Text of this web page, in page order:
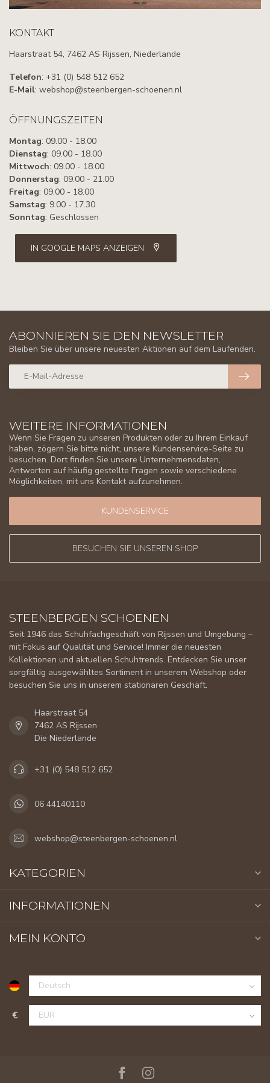
KONTAKT
Haarstraat 54, 7462 AS Rijssen, Niederlande
Telefon: +31 (0) 548 512 652
E-Mail: webshop@steenbergen-schoenen.nl
ÖFFNUNGSZEITEN
Montag: 09.00 - 18.00
Dienstag: 09.00 - 18.00
Mittwoch: 09.00 - 18.00
Donnerstag: 09.00 - 21.00
Freitag: 09.00 - 18.00
Samstag: 9.00 - 17.30
Sonntag: Geschlossen
IN GOOGLE MAPS ANZEIGEN
WEITERE INFORMATIONEN
Wenn Sie Fragen zu unseren Produkten oder zu Ihrem Einkauf
haben, zögern Sie bitte nicht, unsere Kundenservice-Seite zu
besuchen. Dort finden Sie unsere Unternehmensdaten,
Antworten auf häufig gestellte Fragen sowie verschiedene
Möglichkeiten, mit uns Kontakt aufzunehmen.
KUNDENSERVICE
BESUCHEN SIE UNSEREN SHOP
ABONNIEREN SIE DEN NEWSLETTER
Bleiben Sie über unsere neuesten Aktionen auf dem Laufenden.
STEENBERGEN SCHOENEN
Seit 1946 das Schuhfachgeschäft von Rijssen und Umgebung –
mit Fokus auf Qualität und Service! Immer die neuesten
Kollektionen und aktuellen Schuhtrends. Entdecken Sie unser
sorgfältig ausgewähltes Sortiment in unserem Webshop oder
besuchen Sie uns in unserem stationären Geschäft.
Haarstraat 54
7462 AS Rijssen
Die Niederlande
+31 (0) 548 512 652
06 44140110
webshop@steenbergen-schoenen.nl
KATEGORIEN
INFORMATIONEN
MEIN KONTO
€